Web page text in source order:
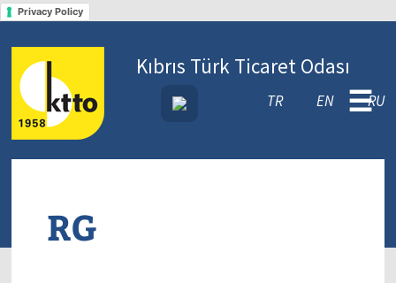
Privacy Policy
Kıbrıs Türk Ticaret Odası
TR EN RU
☰
RG